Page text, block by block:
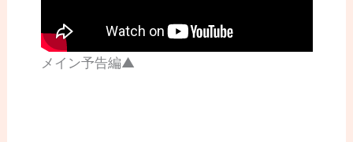
メイン予告編▲